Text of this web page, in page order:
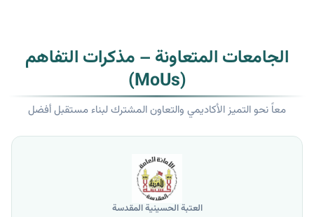
الجامعات المتعاونة – مذكرات التفاهم
(MoUs)
معاً نحو التميز الأكاديمي والتعاون المشترك لبناء مستقبل أفضل
العتبة الحسينية المقدسة